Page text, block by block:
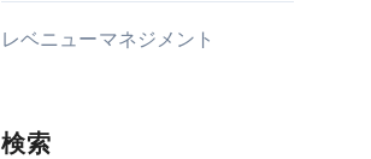
レベニューマネジメント
検索